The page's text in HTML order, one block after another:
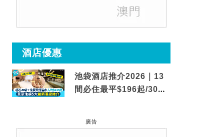
酒店優惠
池袋酒店推介2026｜13
間必住最平$196起/30秒
廣告